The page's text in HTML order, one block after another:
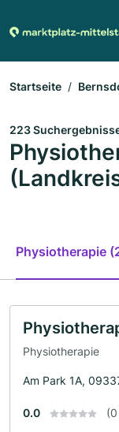
Startseite
223
Physiotherapie
Physiotherapie
Am Park 1A,
0.0